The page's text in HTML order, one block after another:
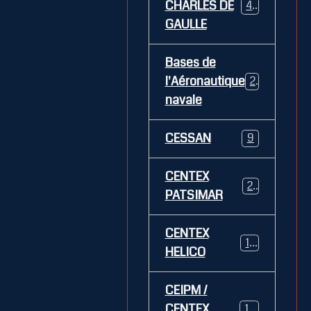
CHARLES DE
GAULLE
469
Bases de
l'Aéronautique
navale
269
CESSAN 9
CENTEX
PATSIMAR
21
CENTEX
HELICO
14
CEIPM /